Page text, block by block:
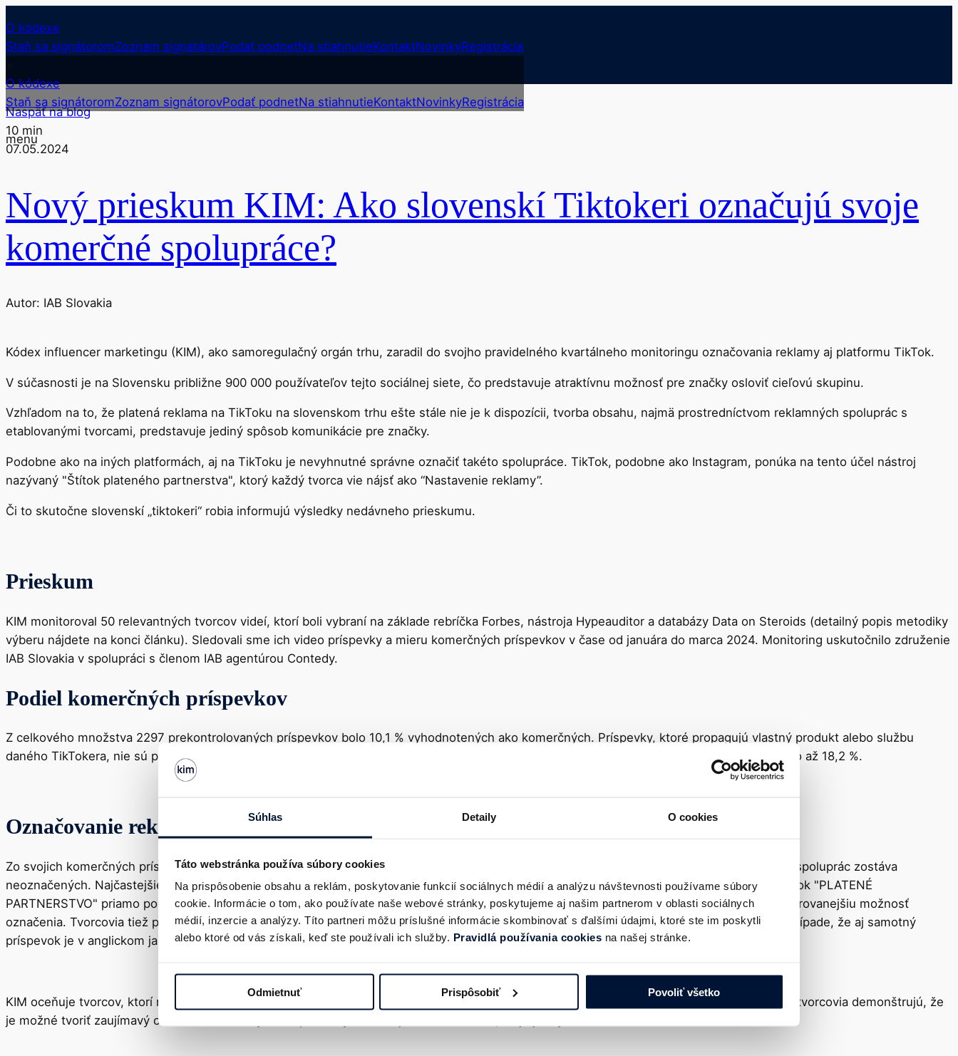
Súhlas Detaily O cookies
Táto webstránka používa súbory cookies
Na prispôsobenie obsahu a reklám, poskytovanie funkcií sociálnych médií a analýzu návštevnosti používame súbory
cookie. Informácie o tom, ako používate naše webové stránky, poskytujeme aj našim partnerom v oblasti sociálnych
médií, inzercie a analýzy. Títo partneri môžu príslušné informácie skombinovať s ďalšími údajmi, ktoré ste im poskytli
alebo ktoré od vás získali, keď ste používali ich služby. Pravidlá používania cookies na našej stránke.
Odmietnuť Prispôsobiť Povoliť všetko
O kódexe
Staň sa signátoromZoznam signatárovPodať podnetNa stiahnutieKontaktNovinkyRegistrácia
O kódexe
Staň sa signátoromZoznam signátorovPodať podnetNa stiahnutieKontaktNovinkyRegistrácia
menu
Naspäť na blog
10 min
07.05.2024
Nový prieskum KIM: Ako slovenskí Tiktokeri označujú svoje
komerčné spolupráce?
Autor: IAB Slovakia
Kódex influencer marketingu (KIM), ako samoregulačný orgán trhu, zaradil do svojho pravidelného kvartálneho monitoringu označovania reklamy aj platformu TikTok.
V súčasnosti je na Slovensku približne 900 000 používateľov tejto sociálnej siete, čo predstavuje atraktívnu možnosť pre značky osloviť cieľovú skupinu.
Vzhľadom na to, že platená reklama na TikToku na slovenskom trhu ešte stále nie je k dispozícii, tvorba obsahu, najmä prostredníctvom reklamných spoluprác s
etablovanými tvorcami, predstavuje jediný spôsob komunikácie pre značky.
Podobne ako na iných platformách, aj na TikToku je nevyhnutné správne označiť takéto spolupráce. TikTok, podobne ako Instagram, ponúka na tento účel nástroj
nazývaný "Štítok plateného partnerstva", ktorý každý tvorca vie nájsť ako “Nastavenie reklamy”.
Či to skutočne slovenskí „tiktokeri“ robia informujú výsledky nedávneho prieskumu.
Prieskum
KIM monitoroval 50 relevantných tvorcov videí, ktorí boli vybraní na základe rebríčka Forbes, nástroja Hypeauditor a databázy Data on Steroids (detailný popis metodiky
výberu nájdete na konci článku). Sledovali sme ich video príspevky a mieru komerčných príspevkov v čase od januára do marca 2024. Monitoring uskutočnilo združenie
IAB Slovakia v spolupráci s členom IAB agentúrou Contedy.
Podiel komerčných príspevkov
Z celkového množstva 2297 prekontrolovaných príspevkov bolo 10,1 % vyhodnotených ako komerčných. Príspevky, ktoré propagujú vlastný produkt alebo službu
daného TikTokera, nie sú podľa Kódexu považované za komerčné. Signatári KIM, ktorých je 13, mali vyšší podiel komerčných príspevkov, a to až 18,2 %.
Označovanie reklamných spoluprác
Zo svojich komerčných príspevkov označilo 58,4 % slovenských tvorcov obsahu príspevky na TikToku ako reklamu. Avšak 42 % reklamných spoluprác zostáva
neoznačených. Najčastejšie používaným označením bolo #spolupraca, ktoré tvorcovia použili v 64,7 % prípadov označených príspevkov. Štítok "PLATENÉ
PARTNERSTVO" priamo ponúkaný TikTokom bol použitý len v 30,1 % prípadov z označených príspevkov, hoci Kódex ho považuje za najpreferovanejšiu možnosť
označenia. Tvorcovia tiež používajú označenia ako #barter, #sutaz, #ambasador, #ad, pričom Kódex povoľuje použitie označenia #ad iba v prípade, že aj samotný
príspevok je v anglickom jazyku.
KIM oceňuje tvorcov, ktorí majú označené všetky svoje spolupráce. Z našej vzorky 50-tich tvorcov je takýchto 13, čo predstavuje 26 %. Títo tvorcovia demonštrujú, že
je možné tvoriť zaujímavý obsah a zároveň byť transparentný voči svojim sledovateľom, čo je jedným z cieľov Kódexu.